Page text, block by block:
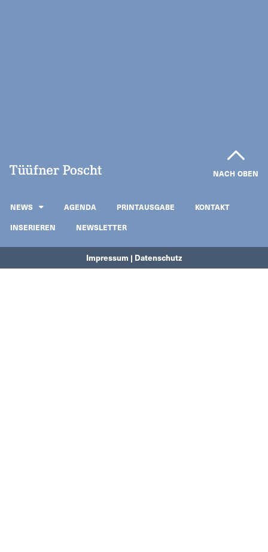
NACH OBEN
NEWS AGENDA PRINTAUSGABE
KONTAKT
INSERIEREN
NEWSLETTER
Impressum | Datenschutz